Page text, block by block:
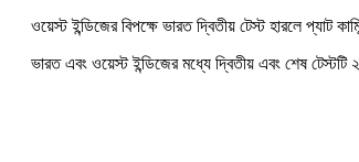
ওয়েস্ট ইন্ডিজের বিপক্ষে ভারত দ্বিতীয় টেস্ট হারলে
ভারত এবং ওয়েস্ট ইন্ডিজের মধ্যে দ্বিতীয় এবং শেষ